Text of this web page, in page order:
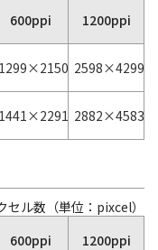
600ppi 1200ppi
1299×2150 2598×4299
1441×2291 2882×4583
セル数（単位：pixcel）
600ppi 1200ppi